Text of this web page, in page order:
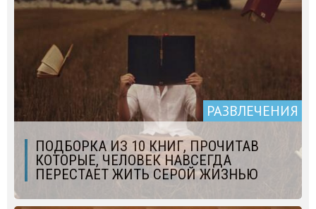
РАЗВЛЕЧЕНИЯ
ПОДБОРКА ИЗ 10 КНИГ, ПРОЧИТАВ
КОТОРЫЕ, ЧЕЛОВЕК НАВСЕГДА
ПЕРЕСТАЕТ ЖИТЬ СЕРОЙ ЖИЗНЬЮ